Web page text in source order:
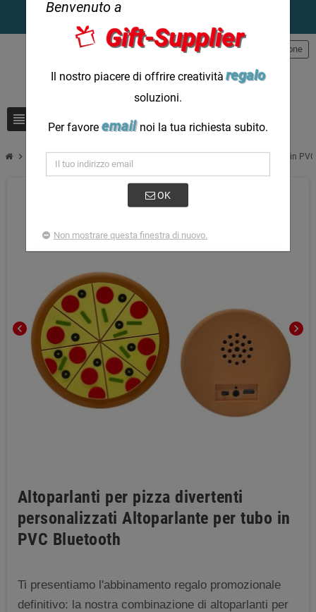
view_headline
person Registrazione
chevron_right Altoparlanti per pizza divertenti personalizzati Altoparlante per tubo in
chevron_left chevron_right
Altoparlanti per pizza divertenti
personalizzati Altoparlante per tubo in
PVC Bluetooth
Ti presentiamo l'abbinamento regalo promozionale
definitivo: la nostra combinazione di altoparlanti per
Benvenuto a
Gift-Supplier
Il nostro piacere di offrire creativitàregalo
soluzioni.
Per favore emailnoi la tua richiesta subito.
OK
Non mostrare questa finestra di nuovo.